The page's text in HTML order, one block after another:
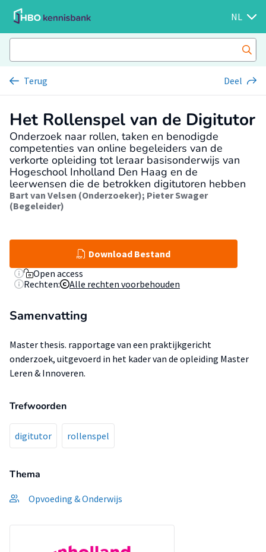
NL
Terug Deel
Het Rollenspel van de Digitutor
Onderzoek naar rollen, taken en benodigde
competenties van online begeleiders van de
verkorte opleiding tot leraar basisonderwijs van
Hogeschool Inholland Den Haag en de
leerwensen die de betrokken digitutoren hebben
Bart van Velsen (Onderzoeker); Pieter Swager
(Begeleider)
Download Bestand
Open access
Rechten:
Alle rechten voorbehouden
Samenvatting
Master thesis. rapportage van een praktijkgericht
onderzoek, uitgevoerd in het kader van de opleiding Master
Leren & Innoveren.
Trefwoorden
digitutor rollenspel
Thema
Opvoeding & Onderwijs